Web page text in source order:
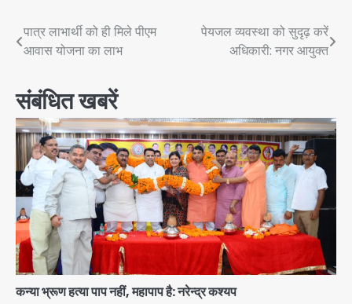
Post
navigation
पात्र लाभार्थी को ही मिले पीएम
आवास योजना का लाभ
पेयजल व्यवस्था को सुदृढ़ करें
अधिकारी: नगर आयुक्त
संबंधित खबरें
कन्या भ्रूण हत्या पाप नहीं, महापाप है: नरेन्द्र कश्यप